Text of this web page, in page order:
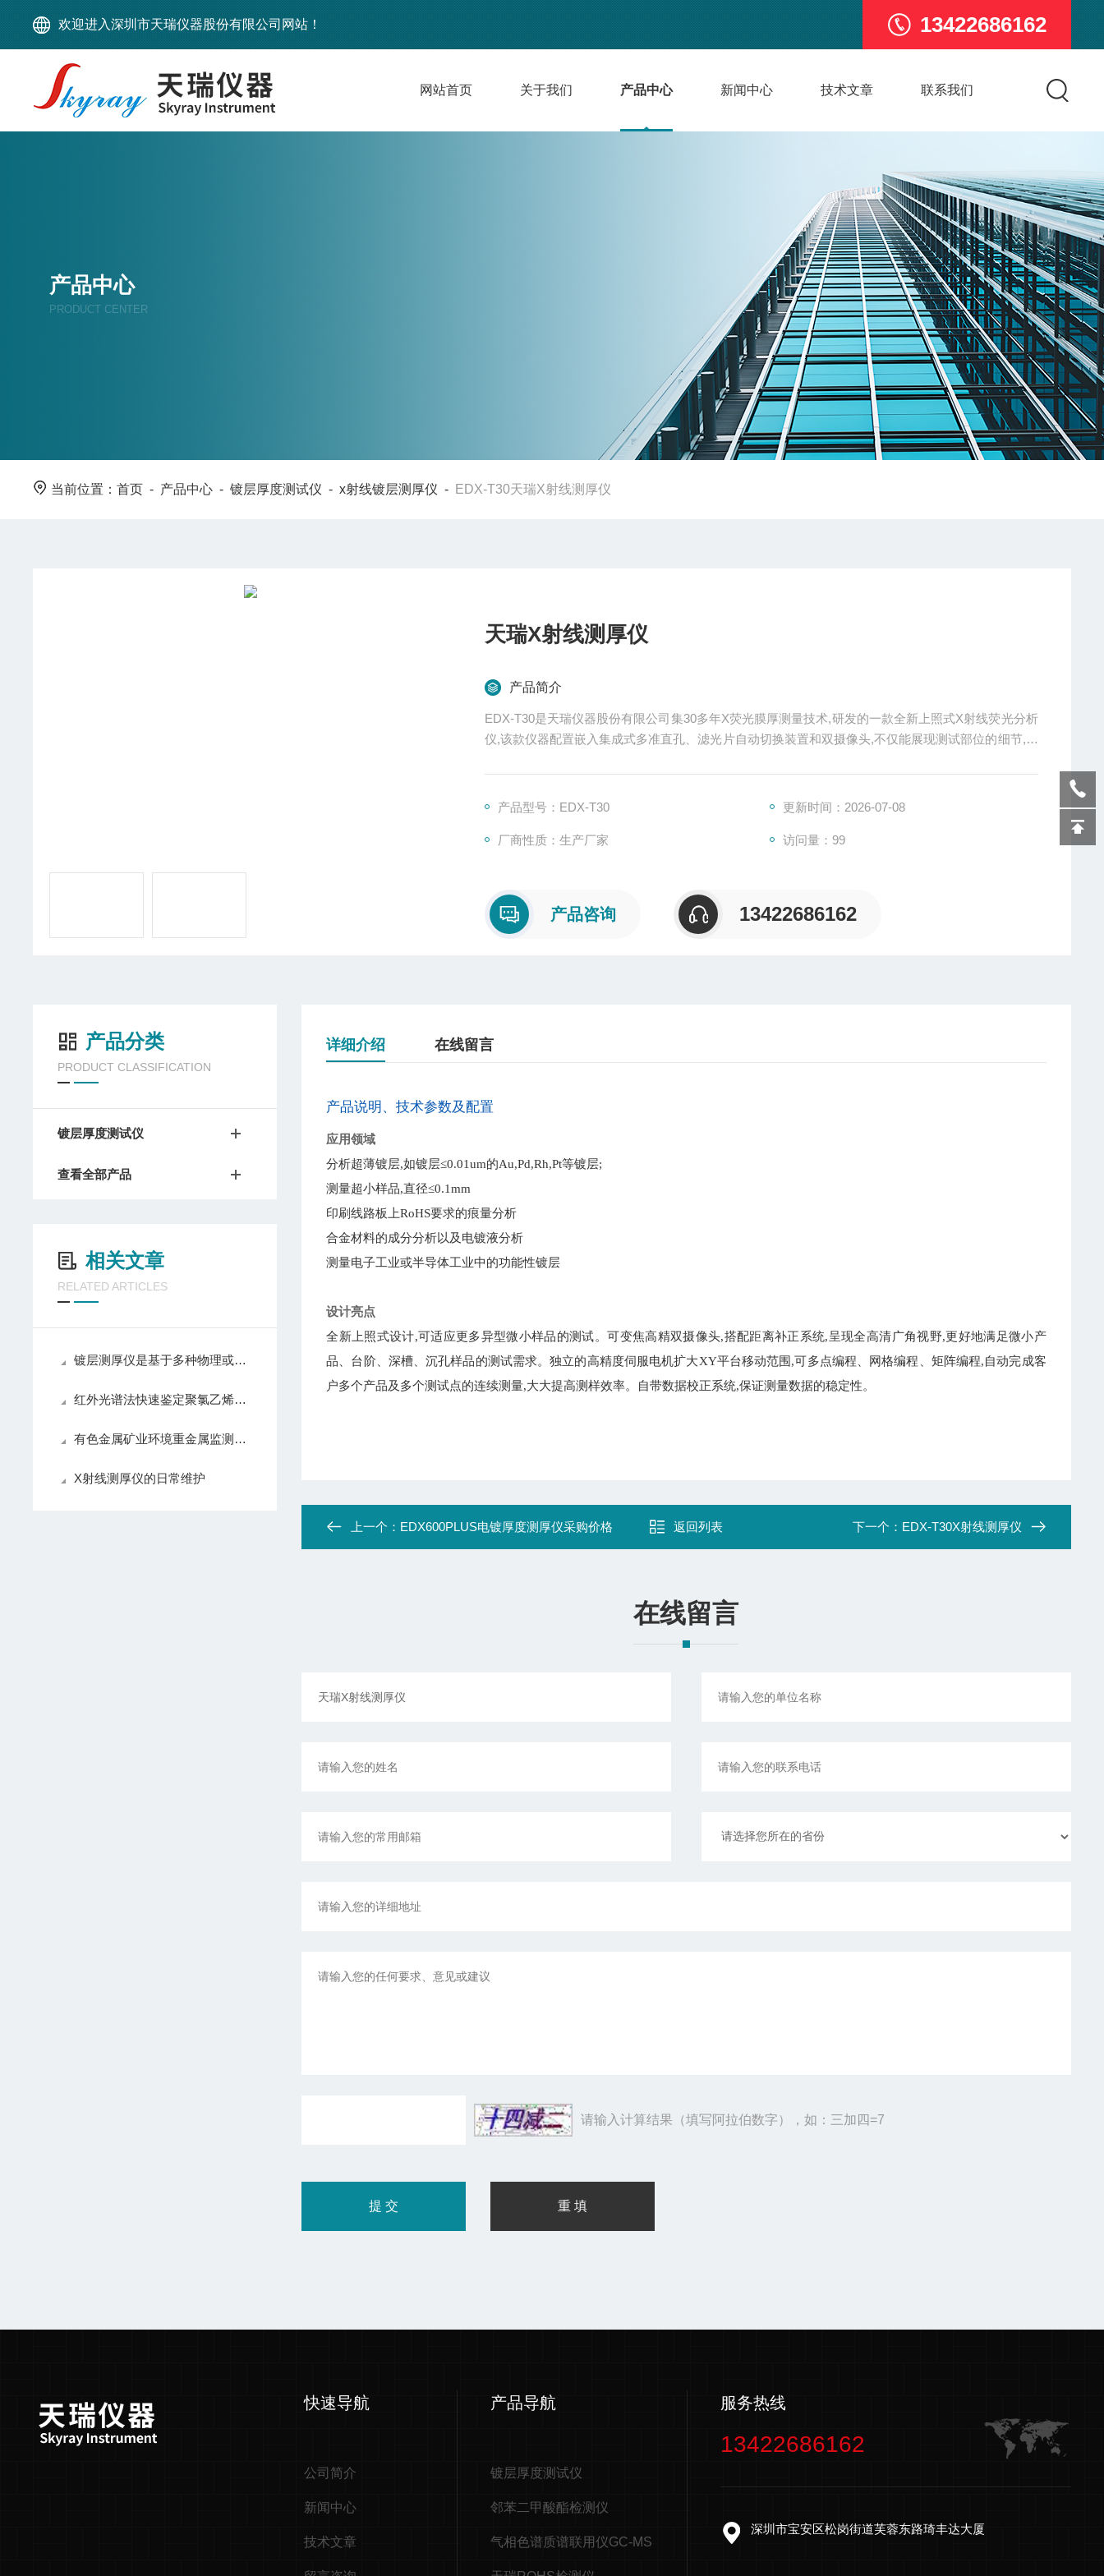
欢迎进入深圳市天瑞仪器股份有限公司网站！ 13422686162
网站首页 关于我们 产品中心 新闻中心 技术文章 联系我们
产品中心
PRODUCT CENTER
当前位置：首页 - 产品中心 -镀层厚度测试仪 -x射线镀层测厚仪 - EDX-T30天瑞X射线测厚仪
天瑞X射线测厚仪
产品简介
EDX-T30是天瑞仪器股份有限公司集30多年X荧光膜厚测量技术,研发的一款全新上照式X射线荧光分析
仪,该款仪器配置嵌入集成式多准直孔、滤光片自动切换装置和双摄像头,不仅能展现测试部位的细节,也
求。产品型号：EDX-T30 更新时间：2026-07-08
厂商性质：生产厂家 访问量：99
产品咨询 13422686162
产品分类
PRODUCT CLASSIFICATION
镀层厚度测试仪
查看全部产品
相关文章
RELATED ARTICLES
镀层测厚仪是基于多种物理或化学原理设计的
红外光谱法快速鉴定聚氯乙烯塑料中增塑剂邻苯二甲酸酯
有色金属矿业环境重金属监测方案
X射线测厚仪的日常维护
详细介绍 在线留言
产品说明、技术参数及配置
应用领域
分析超薄镀层,如镀层≤0.01um的Au,Pd,Rh,Pt等镀层;
测量超小样品,直径≤0.1mm
印刷线路板上RoHS要求的痕量分析
合金材料的成分分析以及电镀液分析
测量电子工业或半导体工业中的功能性镀层
设计亮点
全新上照式设计,可适应更多异型微小样品的测试。可变焦高精双摄像头,搭配距离补正系统,呈现全高清广角视野,更好地满足微小产
品、台阶、深槽、沉孔样品的测试需求。独立的高精度伺服电机扩大XY平台移动范围,可多点编程、网格编程、矩阵编程,自动完成客
户多个产品及多个测试点的连续测量,大大提高测样效率。自带数据校正系统,保证测量数据的稳定性。
上一个： EDX600PLUS电镀厚度测厚仪采购价格 返回列表 下一个： EDX-T30X射线测厚仪
在线留言
请输入计算结果（填写阿拉伯数字），如：三加四=7
快速导航
公司简介
新闻中心
技术文章
产品导航
镀层厚度测试仪
邻苯二甲酸酯检测仪
气相色谱质谱联用仪GC-MS
服务热线
13422686162
深圳市宝安区松岗街道芙蓉东路琦丰达大厦